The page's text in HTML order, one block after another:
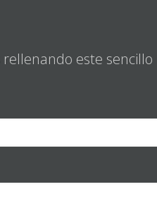
este sencillo